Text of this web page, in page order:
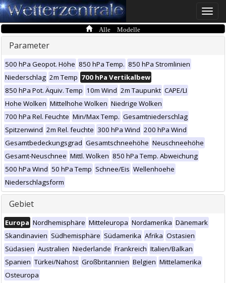
Toggle
Alle Modelle
Parameter
500 hPa Geopot. Höhe 850 hPa Temp. 850 hPa Stromlinien
Niederschlag 2m Temp 700 hPa Vertikalbew
850 hPa Pot. Äquiv. Temp 10m Wind 2m Taupunkt CAPE/LI
Hohe Wolken Mittelhohe Wolken Niedrige Wolken
700 hPa Rel. Feuchte Min/Max Temp. Gesamtniederschlag
Spitzenwind 2m Rel. feuchte 300 hPa Wind 200 hPa Wind
Gesamtbedeckungsgrad Gesamtschneehöhe Neuschneehöhe
Gesamt-Neuschnee Mittl. Wolken 850 hPa Temp. Abweichung
500 hPa Wind 50 hPa Temp Schnee/Eis Wellenhoehe
Niederschlagsform
Gebiet
Europa Nordhemisphäre Mitteleuropa Nordamerika Dänemark
Skandinavien Südhemisphäre Südamerika Afrika Ostasien
Südasien Australien Niederlande Frankreich Italien/Balkan
Spanien Türkei/Nahost Großbritannien Belgien Mittelamerika
Osteuropa